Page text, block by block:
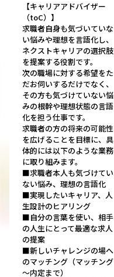
【キャリアアドバイザー
（toC）】
求職者自身も気づいていな
い悩みや理想を言語化し、
ネクストキャリアの選択肢
を提案する役割です。
次の職場に対する希望をた
だお伺いするだけでなく、
その方も気づけていない悩
みの根幹や理想状態の言語
化を担う仕事です。
求職者の方の将来の可能性
を広げることを目標に、具
体的には以下のような業務
に取り組みます。
■求職者本人も気づけてい
ない悩み、理想の言語化
■実現したいキャリア、人
生設計のヒアリング
■自分の言葉を使い、相手
の人生にとって最適な求人
の提案
■新しいチャレンジの場へ
のマッチング（マッチング
～内定まで）